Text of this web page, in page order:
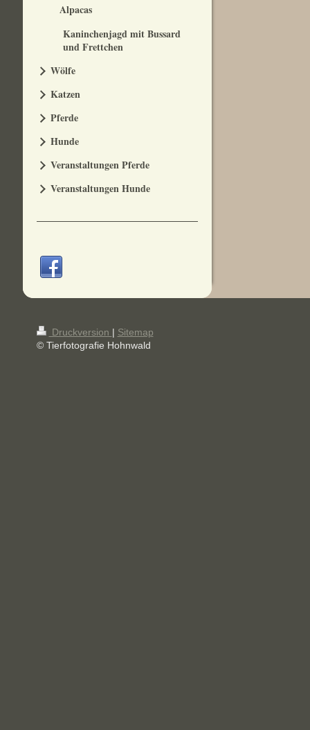
Alpacas
Kaninchenjagd mit Bussard
und Frettchen
Wölfe
Katzen
Pferde
Hunde
Veranstaltungen Pferde
Veranstaltungen Hunde
Druckversion | Sitemap
© Tierfotografie Hohnwald